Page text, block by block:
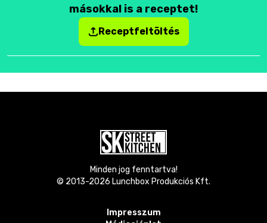
másokkal is a receptet!
Receptfeltöltés
Minden jog fenntartva!
© 2013-2026 Lunchbox Produkciós Kft.
Impresszum